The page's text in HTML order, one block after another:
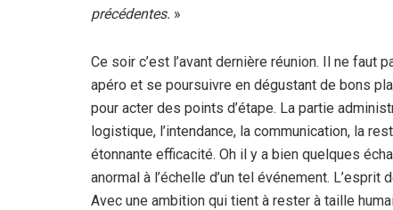
précédentes. »
Ce soir c’est l’avant dernière réunion. Il ne faut
apéro et se poursuivre en dégustant de bons
pour acter des points d’étape. La partie
logistique, l’intendance, la communication, la
étonnante efficacité. Oh il y a bien quelques
anormal à l’échelle d’un tel événement.
Avec une ambition qui tient à rester à taille